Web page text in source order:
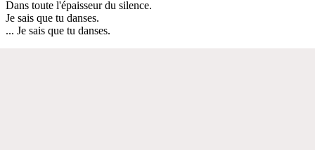
Dans toute l'épaisseur du silence.
Je sais que tu danses.
... Je sais que tu danses.